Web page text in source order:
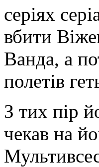
серіях
вбити
Ванда, а
полетів
З тих пір
чекав на